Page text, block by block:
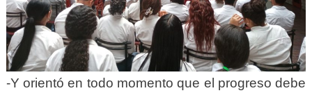
-Y orientó en todo momento que el progreso debe